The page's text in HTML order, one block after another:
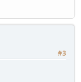
#3